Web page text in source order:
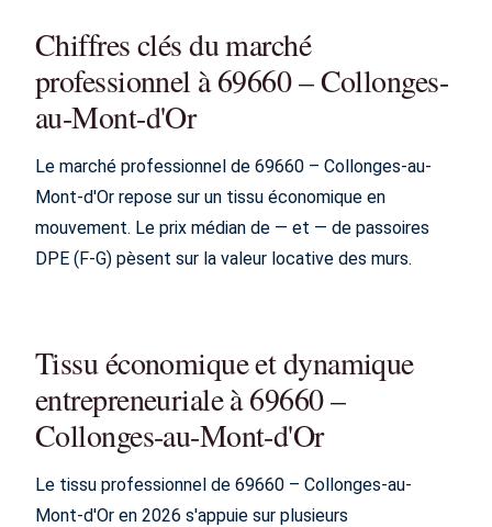
Chiffres clés du marché
professionnel à 69660 – Collonges-
au-Mont-d'Or
Le marché professionnel de 69660 – Collonges-au-
Mont-d'Or repose sur un tissu économique en
mouvement. Le prix médian de — et — de passoires
DPE (F-G) pèsent sur la valeur locative des murs.
Tissu économique et dynamique
entrepreneuriale à 69660 –
Collonges-au-Mont-d'Or
Le tissu professionnel de 69660 – Collonges-au-
Mont-d'Or en 2026 s'appuie sur plusieurs